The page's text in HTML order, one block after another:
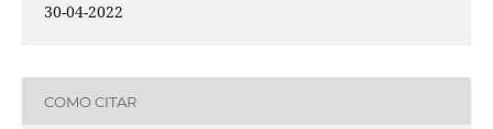
30-04-2022
COMO CITAR